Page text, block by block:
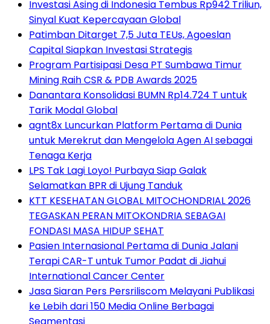
Investasi Asing di Indonesia Tembus Rp942 Triliun,
Sinyal Kuat Kepercayaan Global
Patimban Ditarget 7,5 Juta TEUs, Agoeslan
Capital Siapkan Investasi Strategis
Program Partisipasi Desa PT Sumbawa Timur
Mining Raih CSR & PDB Awards 2025
Danantara Konsolidasi BUMN Rp14.724 T untuk
Tarik Modal Global
agnt8x Luncurkan Platform Pertama di Dunia
untuk Merekrut dan Mengelola Agen AI sebagai
Tenaga Kerja
LPS Tak Lagi Loyo! Purbaya Siap Galak
Selamatkan BPR di Ujung Tanduk
KTT KESEHATAN GLOBAL MITOCHONDRIAL 2026
TEGASKAN PERAN MITOKONDRIA SEBAGAI
FONDASI MASA HIDUP SEHAT
Pasien Internasional Pertama di Dunia Jalani
Terapi CAR-T untuk Tumor Padat di Jiahui
International Cancer Center
Jasa Siaran Pers Persriliscom Melayani Publikasi
ke Lebih dari 150 Media Online Berbagai
Segmentasi